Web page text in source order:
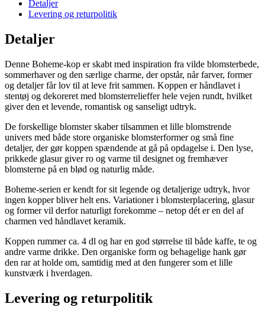
Detaljer
Levering og returpolitik
Detaljer
Denne Boheme-kop er skabt med inspiration fra vilde blomsterbede,
sommerhaver og den særlige charme, der opstår, når farver, former
og detaljer får lov til at leve frit sammen. Koppen er håndlavet i
stentøj og dekoreret med blomsterrelieffer hele vejen rundt, hvilket
giver den et levende, romantisk og sanseligt udtryk.
De forskellige blomster skaber tilsammen et lille blomstrende
univers med både store organiske blomsterformer og små fine
detaljer, der gør koppen spændende at gå på opdagelse i. Den lyse,
prikkede glasur giver ro og varme til designet og fremhæver
blomsterne på en blød og naturlig måde.
Boheme-serien er kendt for sit legende og detaljerige udtryk, hvor
ingen kopper bliver helt ens. Variationer i blomsterplacering, glasur
og former vil derfor naturligt forekomme – netop dét er en del af
charmen ved håndlavet keramik.
Koppen rummer ca. 4 dl og har en god størrelse til både kaffe, te og
andre varme drikke. Den organiske form og behagelige hank gør
den rar at holde om, samtidig med at den fungerer som et lille
kunstværk i hverdagen.
Levering og returpolitik